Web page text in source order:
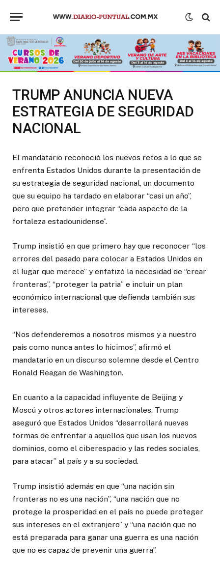
TRUMP ANUNCIA NUEVA
ESTRATEGIA DE SEGURIDAD
NACIONAL
El mandatario reconoció los nuevos retos a lo que se
enfrenta Estados Unidos durante la presentación de
su estrategia de seguridad nacional, un documento
que su equipo ha tardado en elaborar “casi un año”,
pero que pretender integrar “cada aspecto de la
fortaleza estadounidense”.
Trump insistió en que primero hay que reconocer “los
errores del pasado para colocar a Estados Unidos en
el lugar que merece” y enfatizó la necesidad de “crear
fronteras”, “proteger la patria” e incluir un plan
económico internacional que defienda también sus
intereses.
“Nos defenderemos a nosotros mismos y a nuestro
país como nunca antes lo hicimos”, afirmó el
mandatario en un discurso solemne desde el Centro
Ronald Reagan de Washington.
En cuanto a la capacidad influyente de Beijing y
Moscú y otros actores internacionales, Trump
aseguró que Estados Unidos “desarrollará nuevas
formas de enfrentar a aquellos que usan los nuevos
dominios, como el ciberespacio y las redes sociales,
para atacar” al país y a su sociedad.
Trump insistió además en que “una nación sin
fronteras no es una nación”, “una nación que no
protege la prosperidad en el país no puede proteger
sus intereses en el extranjero” y “una nación que no
está preparada para ganar una guerra es una nación
que no es capaz de prevenir una guerra”.